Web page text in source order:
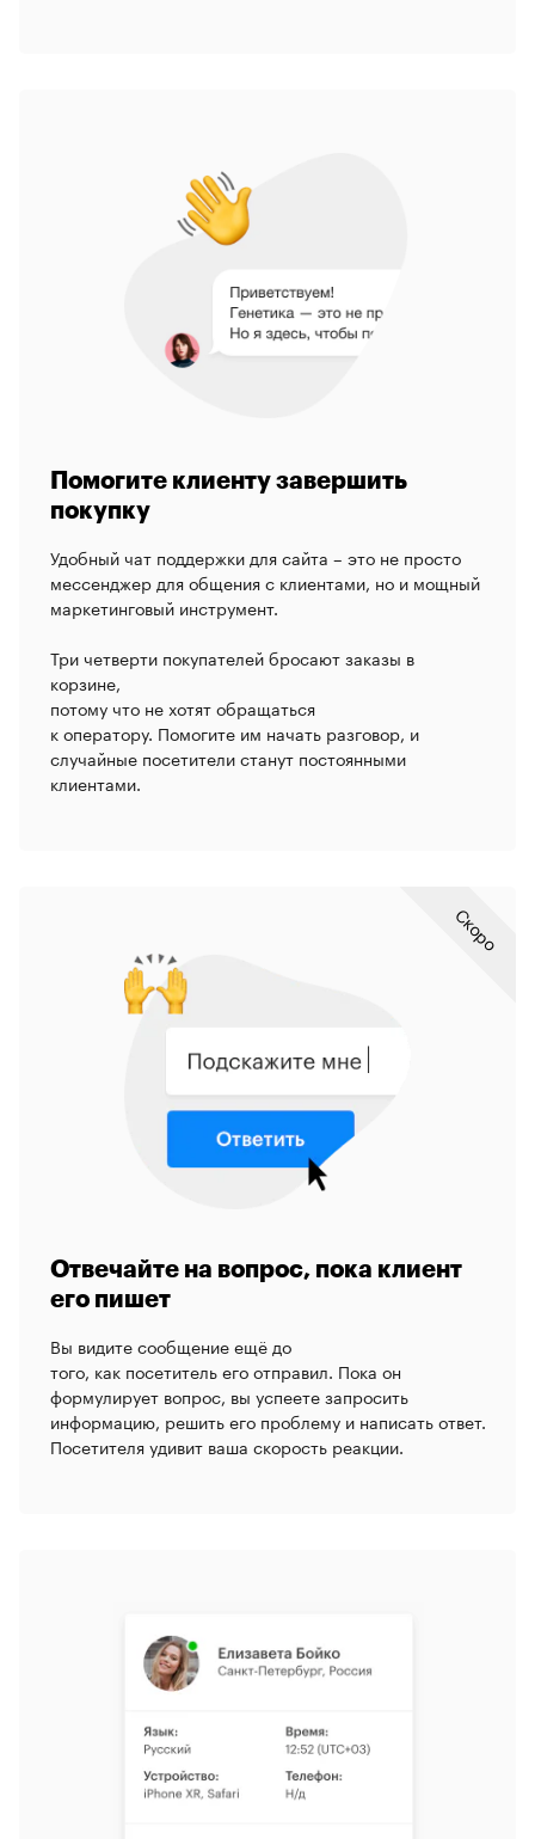
Отвечайте на вопрос, пока клиент
его пишет
Вы видите сообщение ещё до
того, как посетитель его отправил. Пока он
формулирует вопрос, вы успеете запросить
информацию, решить его проблему и написать ответ.
Посетителя удивит ваша скорость реакции.
Скоро
Помогите клиенту завершить
покупку
Удобный чат поддержки для сайта – это не просто
мессенджер для общения с клиентами, но и мощный
маркетинговый инструмент.
Три четверти покупателей бросают заказы в
корзине,
потому что не хотят обращаться
к оператору. Помогите им начать разговор, и
случайные посетители станут постоянными
клиентами.